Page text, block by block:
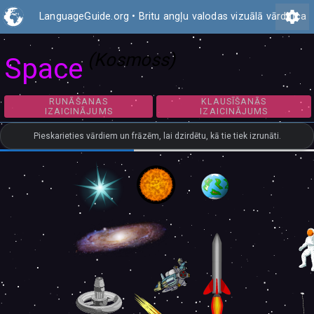
LanguageGuide.org • Britu angļu valodas vizuālā vārdnīca
settings
Space (Kosmoss)
RUNĀŠANAS
IZAICINĀJUMS
KLAUSĪŠANĀS
IZAICINĀJUMS
Pieskarieties vārdiem un frāzēm, lai dzirdētu, kā tie tiek izrunāti.